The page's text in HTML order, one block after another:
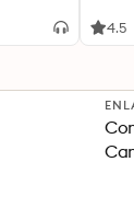
4.5